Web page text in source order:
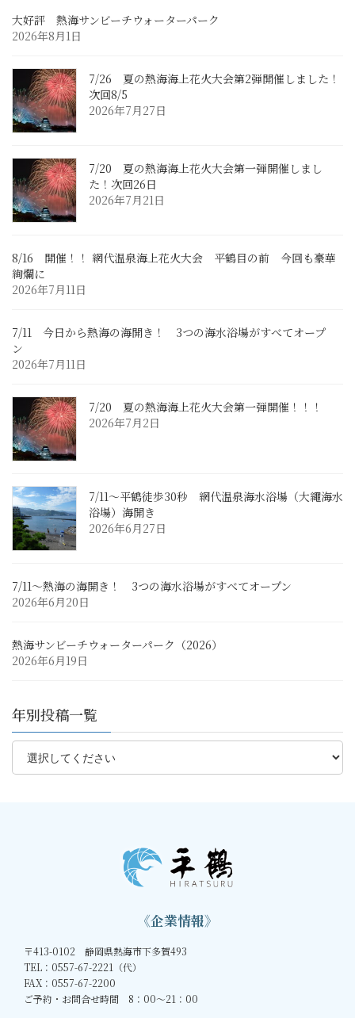
大好評 熱海サンビーチウォーターパーク
2026年8月1日
7/26 夏の熱海海上花火大会第2弾開催しました！
次回8/5
2026年7月27日
7/20 夏の熱海海上花火大会第一弾開催しまし
た！次回26日
2026年7月21日
8/16 開催！！ 網代温泉海上花火大会 平鶴目の前 今回も豪華
絢爛に
2026年7月11日
7/11 今日から熱海の海開き！ 3つの海水浴場がすべてオープ
ン
2026年7月11日
7/20 夏の熱海海上花火大会第一弾開催！！！
2026年7月2日
7/11～平鶴徒歩30秒 網代温泉海水浴場（大繩海水
浴場）海開き
2026年6月27日
7/11～熱海の海開き！ 3つの海水浴場がすべてオープン
2026年6月20日
熱海サンビーチウォーターパーク（2026）
2026年6月19日
年別投稿一覧
《企業情報》
〒413-0102 静岡県熱海市下多賀493
TEL：0557-67-2221（代）
FAX：0557-67-2200
ご予約・お問合せ時間 8：00～21：00